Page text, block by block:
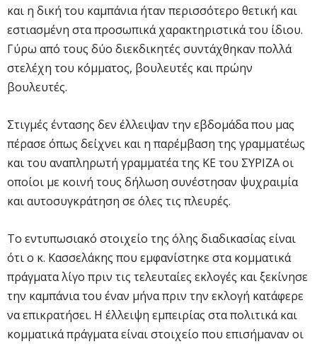
και η δική του καμπάνια ήταν περισσότερο θετική και
εστιασμένη στα προσωπικά χαρακτηριστικά του ίδιου.
Γύρω από τους δύο διεκδικητές συντάχθηκαν πολλά
στελέχη του κόμματος, βουλευτές και πρώην
βουλευτές.
Στιγμές έντασης δεν έλλειψαν την εβδομάδα που μας
πέρασε όπως δείχνει και η παρέμβαση της γραμματέως
και του αναπληρωτή γραμματέα της ΚΕ του ΣΥΡΙΖΑ οι
οποίοι με κοινή τους δήλωση συνέστησαν ψυχραιμία
και αυτοσυγκράτηση σε όλες τις πλευρές.
Το εντυπωσιακό στοιχείο της όλης διαδικασίας είναι
ότι ο κ. Κασσελάκης που εμφανίστηκε στα κομματικά
πράγματα λίγο πριν τις τελευταίες εκλογές και ξεκίνησε
την καμπάνια του έναν μήνα πριν την εκλογή κατάφερε
να επικρατήσει. Η έλλειψη εμπειρίας στα πολιτικά και
κομματικά πράγματα είναι στοιχείο που επισήμαναν οι